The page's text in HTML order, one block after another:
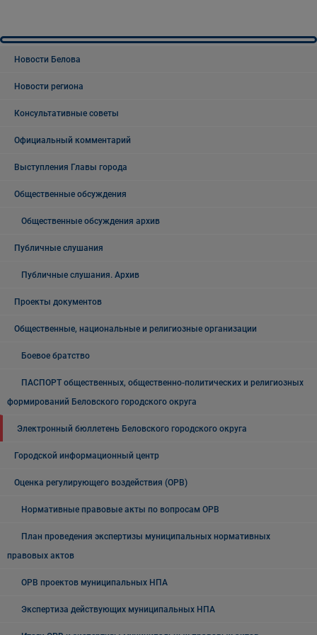
Новости Белова
Новости региона
Консультативные советы
Официальный комментарий
Выступления Главы города
Общественные обсуждения
Общественные обсуждения архив
Публичные слушания
Публичные слушания. Архив
Проекты документов
Общественные, национальные и религиозные организации
Боевое братство
ПАСПОРТ общественных, общественно-политических и религиозных
формирований Беловского городского округа
Электронный бюллетень Беловского городского округа
Городской информационный центр
Оценка регулирующего воздействия (ОРВ)
Нормативные правовые акты по вопросам ОРВ
План проведения экспертизы муниципальных нормативных
правовых актов
ОРВ проектов муниципальных НПА
Экспертиза действующих муниципальных НПА